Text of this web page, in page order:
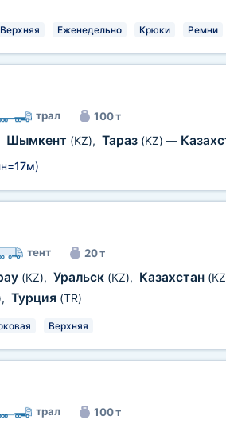
Верхняя Еженедельно Крюки Ремни
трал 100 т
Шымкент (KZ), Тараз (KZ) —
17м)
тент 20 т
(KZ), Уральск (KZ), Казахстан
, Турция (TR)
Верхняя
трал 100 т